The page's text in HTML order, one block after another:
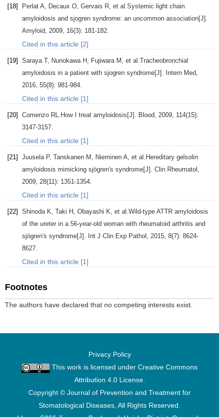
[18] Perlat A, Decaux O, Gervais R, et al.Systemic light chain
amyloidosis and sjogren syndrome: an uncommon association[J].
Amyloid, 2009, 16(3): 181-182.
Cited in this article [2]
[19] Saraya T, Nunokawa H , Fujiwara M , et al.Tracheobronchial
amyloidosis in a patient with sjogren syndrome[J]. Intern Med,
2016, 55(8): 981-984.
Cited in this article [1]
[20] Comenzo RL.How I treat amyloidosis[J]. Blood, 2009, 114(15):
3147-3157.
Cited in this article [1]
[21] Juusela P, Tanskanen M , Nieminen A, et al.Hereditary gelsolin
amyloidosis mimicking sjögren′s syndrome[J]. Clin Rheumatol ,
2009, 28(11): 1351-1354.
Cited in this article [1]
[22] Shinoda K, Taki H , Obayashi K, et al.Wild-type ATTR amyloidosis
of the ureter in a 56-year-old woman with rheumatoid arthritis and
sjögren′s syndrome[J]. Int J Clin Exp Pathol , 2015, 8(7): 8624-
8627.
Cited in this article [1]
Footnotes
The authors have declared that no competing interests exist.
Privacy Policy
This work is licensed under Creative Commons
Attribution 4.0 License.
Copyright © Journal of Prevention and Treatment for
Stomatological Diseases, All Rights Reserved.